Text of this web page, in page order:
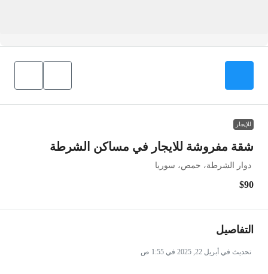
للإيجار
شقة مفروشة للايجار في مساكن الشرطة
دوار الشرطة، حمص، سوريا
$90
التفاصيل
تحديث في أبريل 22, 2025 في 1:55 ص